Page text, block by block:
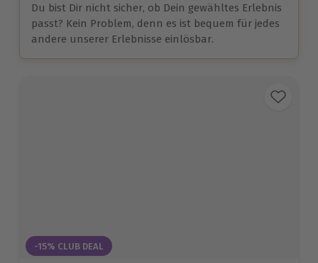
Du bist Dir nicht sicher, ob Dein gewähltes Erlebnis
passt? Kein Problem, denn es ist bequem für jedes
andere unserer Erlebnisse einlösbar.
-15% CLUB DEAL